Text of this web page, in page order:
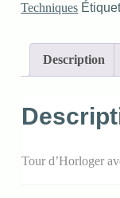
Techniques
Description
Tour d’Horloger